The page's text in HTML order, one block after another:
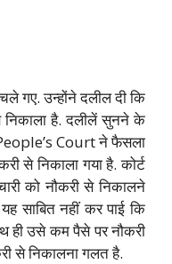
गए. उन्होंने दलील दी कि
है. दलीलें सुनने के
Court ने फैसला
से निकाला गया है. कोर्ट
को नौकरी से निकालने
साबित नहीं कर पाई कि
ही उसे कम पैसे पर नौकरी
से निकालना गलत है.